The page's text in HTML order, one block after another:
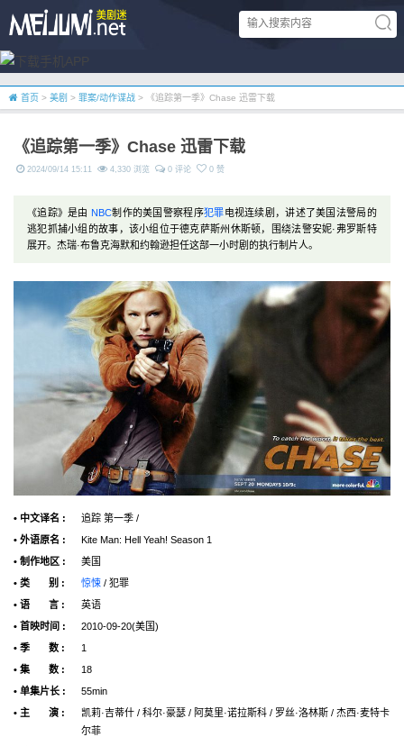
首页 > 美剧 > 罪案/动作谍战 > 《追踪第一季》Chase 迅雷下载
《追踪第一季》Chase 迅雷下载
2024/09/14 15:11 4,330 浏览 0 评论 0 赞
《追踪》是由 NBC制作的美国警察程序犯罪电视连续剧，讲述了美国法警局的
逃犯抓捕小组的故事，该小组位于德克萨斯州休斯顿，围绕法警安妮·弗罗斯特
展开。杰瑞·布鲁克海默和约翰逊担任这部一小时剧的执行制片人。
• 中文译名 :
追踪 第一季 /
• 外语原名 :
Kite Man: Hell Yeah! Season 1
• 制作地区 :
美国
• 类 别 :
惊悚 / 犯罪
• 语 言 :
英语
• 首映时间 :
2010-09-20(美国)
• 季 数 :
1
• 集 数 :
18
• 单集片长 :
55min
• 主 演 :
凯莉·吉蒂什 / 科尔·豪瑟 / 阿莫里·诺拉斯科 / 罗丝·洛林斯 / 杰西·麦特卡
尔菲